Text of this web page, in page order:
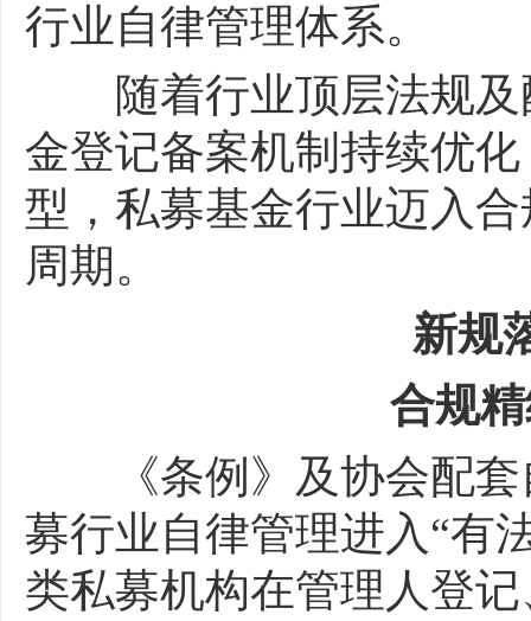
行业自律管理体系。
随着行业顶层法规及
金登记备案机制持续优
型，私募基金行业迈入
周期。
新规落
合规精
《条例》及协会配套
募行业自律管理进入“有
类私募机构在管理人登